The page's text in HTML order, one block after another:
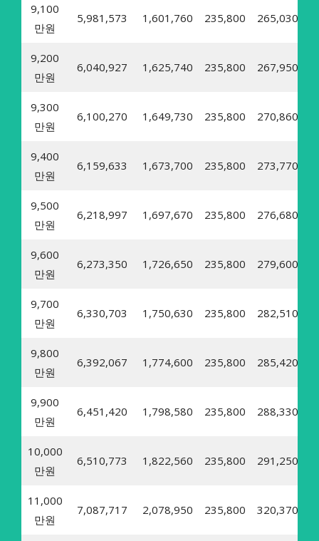
9,100
만원
5,981,573 1,601,760 235,800 265,030
9,200
만원
6,040,927 1,625,740 235,800 267,950
9,300
만원
6,100,270 1,649,730 235,800 270,860
9,400
만원
6,159,633 1,673,700 235,800 273,770
9,500
만원
6,218,997 1,697,670 235,800 276,680
9,600
만원
6,273,350 1,726,650 235,800 279,600
9,700
만원
6,330,703 1,750,630 235,800 282,510
9,800
만원
6,392,067 1,774,600 235,800 285,420
9,900
만원
6,451,420 1,798,580 235,800 288,330
10,000
만원
6,510,773 1,822,560 235,800 291,250
11,000
만원
7,087,717 2,078,950 235,800 320,370